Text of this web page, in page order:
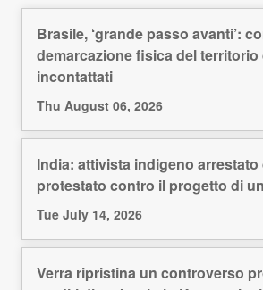
Brasile, ‘grande passo avanti’:
demarcazione fisica del territorio
incontattati
Thu August 06, 2026
India: attivista indigeno
protestato contro il progetto di
Tue July 14, 2026
Verra ripristina un controverso